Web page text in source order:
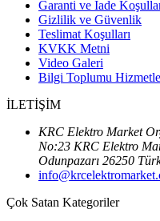
Garanti ve İade
Gizlilik ve Güvenlik
Teslimat Koşulları
KVKK Metni
Video Galeri
Bilgi Toplumu
İLETİŞİM
KRC Elektro Market
No:23 KRC Elektro
Odunpazarı 26250
Çok Satan Kategoriler